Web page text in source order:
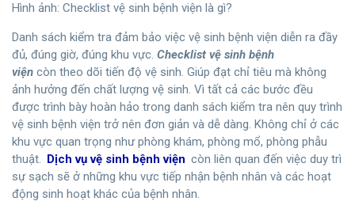
Hình ảnh: Checklist vệ sinh bệnh viện là gì?
Danh sách kiểm tra đảm bảo việc vệ sinh bệnh viện diễn ra đầy
đủ, đúng giờ, đúng khu vực. Checklist vệ sinh bệnh
viện còn theo dõi tiến độ vệ sinh. Giúp đạt chỉ tiêu mà không
ảnh hưởng đến chất lượng vệ sinh. Vì tất cả các bước đều
được trình bày hoàn hảo trong danh sách kiểm tra nên quy trình
vệ sinh bệnh viện trở nên đơn giản và dễ dàng. Không chỉ ở các
khu vực quan trọng như phòng khám, phòng mổ, phòng phẫu
thuật. Dịch vụ vệ sinh bệnh viện còn liên quan đến việc duy trì
sự sạch sẽ ở những khu vực tiếp nhận bệnh nhân và các hoạt
động sinh hoạt khác của bệnh nhân.